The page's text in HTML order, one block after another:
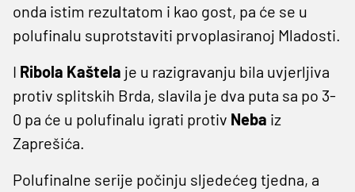
onda istim rezultatom i kao gost, pa će se u
polufinalu suprotstaviti prvoplasiranoj Mladosti.
I Ribola Kaštela je u razigravanju bila uvjerljiva
protiv splitskih Brda, slavila je dva puta sa po 3-
0 pa će u polufinalu igrati protiv Neba iz
Zaprešića.
Polufinalne serije počinju sljedećeg tjedna, a